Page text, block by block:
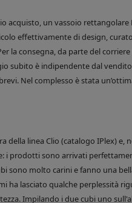
acquisto, un vassoio rettangolare
effettivamente di design,
la consegna, da parte del
subito è indipendente dal
Nel complesso è stata
della linea Clio (catalogo IPlex) e,
i prodotti sono arrivati
sono molto carini e fanno una
ha lasciato qualche perplessità
Impilando i due cubi uno